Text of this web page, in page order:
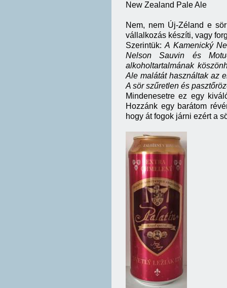
New Zealand Pale Ale
Nem, nem Új-Zéland e
vállalkozás készíti, vagy
Szerintük:A Kamenický
Nelson Sauvin és
alkoholtartalmának
Ale malátát használtak az
A sör szűretlen és
Mindenesetre ez egy
Hozzánk egy barátom
hogy át fogok járni ezért a